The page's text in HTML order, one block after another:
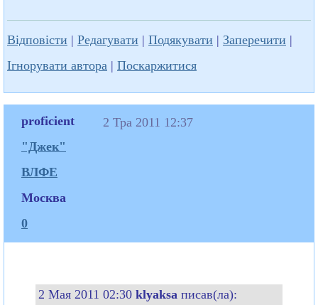
Відповісти | Редагувати | Подякувати | Заперечити |
Ігнорувати автора | Поскаржитися
proficient
"Джек"
ВЛФЕ
Москва
0
2 Тра 2011 12:37
2 Мая 2011 02:30 klyaksa писав(ла):